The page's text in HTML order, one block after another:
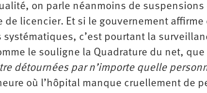
on parle néanmoins de
de licencier. Et si le gouvernement
systématiques, c’est pourtant la
le souligne la Quadrature du net, que
détournées par n’importe quelle
où l’hôpital manque cruellement de